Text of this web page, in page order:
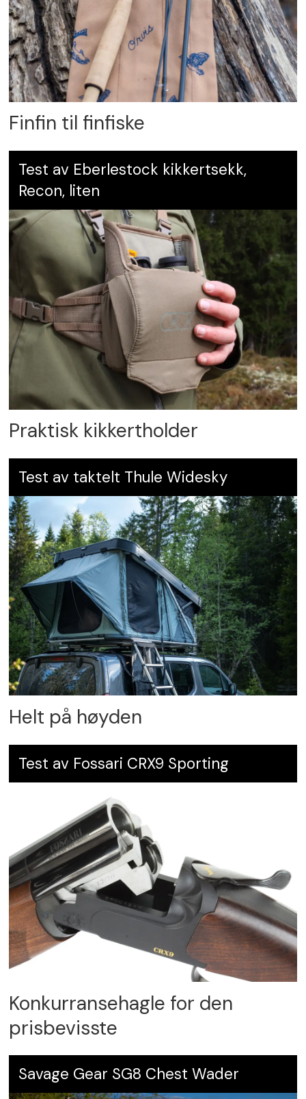
Leverandør:respocaravan.no
Finfin til finfiske
Test av Eberlestock kikkertsekk,
Recon, liten
Praktisk kikkertholder
Test av taktelt Thule Widesky
Helt på høyden
Test av Fossari CRX9 Sporting
Konkurransehagle for den
prisbevisste
Savage Gear SG8 Chest Wader